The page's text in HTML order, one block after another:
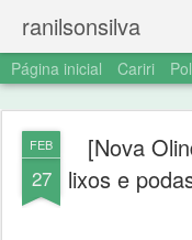
ranilsonsilva
Página inicial Cariri
FEB
27
[Nova
lixos e